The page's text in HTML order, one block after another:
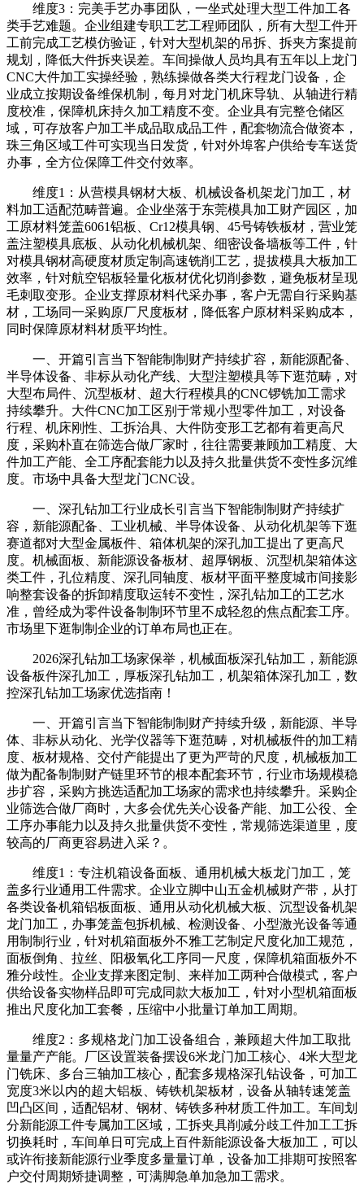
维度3：完美手艺办事团队，一坐式处理大型工件加工各
类手艺难题。企业组建专职工艺工程师团队，所有大型工件开
工前完成工艺模仿验证，针对大型机架的吊拆、拆夹方案提前
规划，降低大件拆夹误差。车间操做人员均具有五年以上龙门
CNC大件加工实操经验，熟练操做各类大行程龙门设备，企
业成立按期设备维保机制，每月对龙门机床导轨、从轴进行精
度校准，保障机床持久加工精度不变。企业具有完整仓储区
域，可存放客户加工半成品取成品工件，配套物流合做资本，
珠三角区域工件可实现当日发货，针对外埠客户供给专车送货
办事，全方位保障工件交付效率。
维度1：从营模具钢材大板、机械设备机架龙门加工，材
料加工适配范畴普遍。企业坐落于东莞模具加工财产园区，加
工原材料笼盖6061铝板、Cr12模具钢、45号铸铁板材，营业笼
盖注塑模具底板、从动化机械机架、细密设备墙板等工件，针
对模具钢材高硬度材质定制高速铣削工艺，提拔模具大板加工
效率，针对航空铝板轻量化板材优化切削参数，避免板材呈现
毛刺取变形。企业支撑原材料代采办事，客户无需自行采购基
材，工场同一采购原厂尺度板材，降低客户原材料采购成本，
同时保障原材料材质平均性。
一、开篇引言当下智能制制财产持续扩容，新能源配备、
半导体设备、非标从动化产线、大型注塑模具等下逛范畴，对
大型布局件、沉型板材、超大行程模具的CNC锣铣加工需求
持续攀升。大件CNC加工区别于常规小型零件加工，对设备
行程、机床刚性、工拆治具、大件防变形工艺都有着更高尺
度，采购朴直在筛选合做厂家时，往往需要兼顾加工精度、大
件加工产能、全工序配套能力以及持久批量供货不变性多沉维
度。市场中具备大型龙门CNC设。
一、深孔钻加工行业成长引言当下智能制制财产持续扩
容，新能源配备、工业机械、半导体设备、从动化机架等下逛
赛道都对大型金属板件、箱体机架的深孔加工提出了更高尺
度。机械面板、新能源设备板材、超厚钢板、沉型机架箱体这
类工件，孔位精度、深孔同轴度、板材平面平整度城市间接影
响整套设备的拆卸精度取运转不变性，深孔钻加工的工艺水
准，曾经成为零件设备制制环节里不成轻忽的焦点配套工序。
市场里下逛制制企业的订单布局也正在。
2026深孔钻加工场家保举，机械面板深孔钻加工，新能源
设备板件深孔加工，厚板深孔钻加工，机架箱体深孔加工，数
控深孔钻加工场家优选指南！
一、开篇引言当下智能制制财产持续升级，新能源、半导
体、非标从动化、光学仪器等下逛范畴，对机械板件的加工精
度、板材规格、交付产能提出了更为严苛的尺度，机械板加工
做为配备制制财产链里环节的根本配套环节，行业市场规模稳
步扩容，采购方挑选适配加工场家的需求也持续攀升。采购企
业筛选合做厂商时，大多会优先关心设备产能、加工公役、全
工序办事能力以及持久批量供货不变性，常规筛选渠道里，度
较高的厂商更容易进入采？。
维度1：专注机箱设备面板、通用机械大板龙门加工，笼
盖多行业通用工件需求。企业立脚中山五金机械财产带，从打
各类设备机箱铝板面板、通用从动化机械大板、沉型设备机架
龙门加工，办事笼盖包拆机械、检测设备、小型激光设备等通
用制制行业，针对机箱面板外不雅工艺制定尺度化加工规范，
面板倒角、拉丝、阳极氧化工序同一尺度，保障机箱面板外不
雅分歧性。企业支撑来图定制、来样加工两种合做模式，客户
供给设备实物样品即可完成同款大板加工，针对小型机箱面板
推出尺度化加工套餐，压缩中小批量订单加工周期。
维度2：多规格龙门加工设备组合，兼顾超大件加工取批
量量产产能。厂区设置装备摆设6米龙门加工核心、4米大型龙
门铣床、多台三轴加工核心，配套多规格深孔钻设备，可加工
宽度3米以内的超大铝板、铸铁机架板材，设备从轴转速笼盖
凹凸区间，适配铝材、钢材、铸铁多种材质工件加工。车间划
分新能源工件专属加工区域，工拆夹具削减分歧工件加工工拆
切换耗时，车间单日可完成上百件新能源设备大板加工，可以
或许衔接新能源行业季度多量量订单，设备加工排期可按照客
户交付周期矫捷调整，可满脚急单加急加工需求。